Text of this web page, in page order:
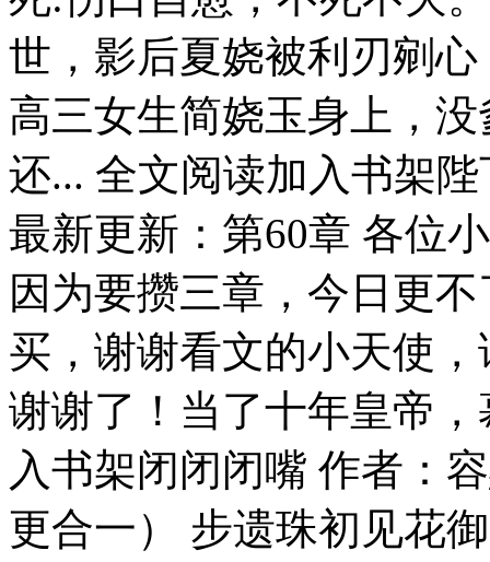
世，影后夏娆被利刃剜
高三女生简娆玉身上，
还... 全文阅读加入书架
最新更新：第60章 各位
因为要攒三章，今日更
买，谢谢看文的小天使
谢谢了！当了十年皇帝
入书架闭闭闭嘴 作者：
更合一） 步遗珠初见花